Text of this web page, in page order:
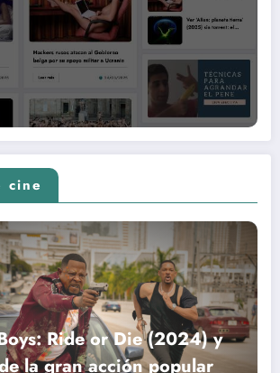
cine
Ride or Die (2024) y
la gran acción popular